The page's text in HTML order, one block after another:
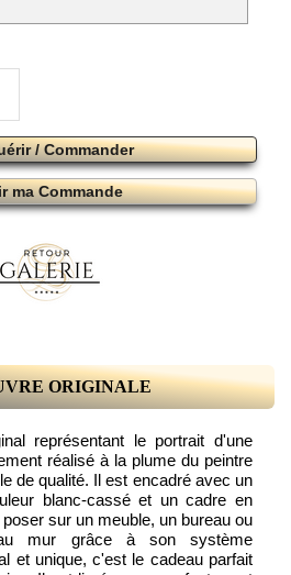
/ Commander
ma Commande
ORIGINALE
représentant le portrait d'une
réalisé à la plume du peintre
de qualité. Il est encadré avec un
blanc-cassé et un cadre en
sur un meuble, un bureau ou
mur grâce à son système
et unique, c'est le cadeau parfait